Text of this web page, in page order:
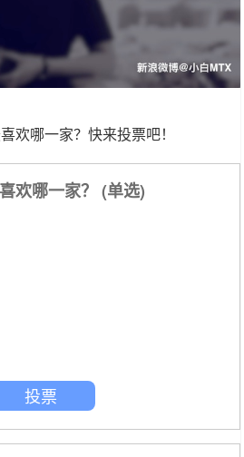
欢哪一家？快来投票吧！
欢哪一家？ (单选)
投票